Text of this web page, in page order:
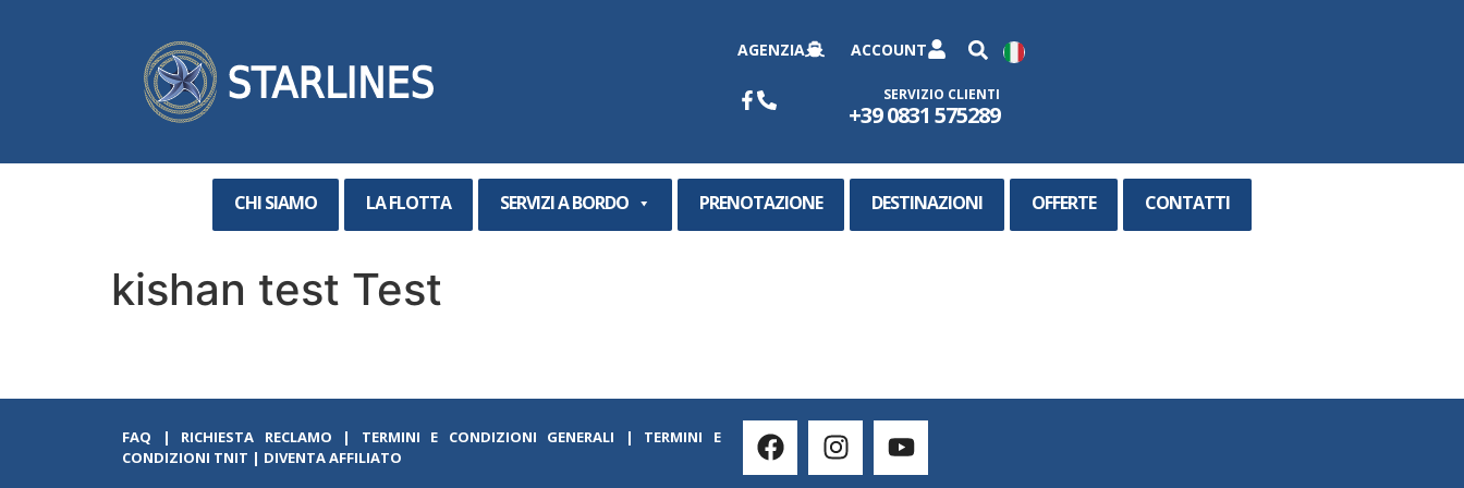
AGENZIA ACCOUNT
SERVIZIO CLIENTI
+39 0831 575289
CHI SIAMO LA FLOTTA SERVIZI A BORDO PRENOTAZIONE DESTINAZIONI OFFERTE CONTATTI
kishan test Test
FAQ | RICHIESTA RECLAMO | TERMINI E CONDIZIONI GENERALI | TERMINI E
CONDIZIONI TNIT | DIVENTA AFFILIATO